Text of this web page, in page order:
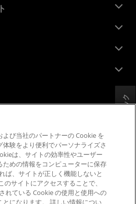
ル
プライバシー
商標
ライ チェーンの透明性
でオープンな競争
英国税務戦略
Cookie ポリシー
フィードバック
び当社のパートナーの Cookie を
験をより便利でパーソナライズさ
は、サイトの効率性やユーザー
ための情報をコンピューターに保存
ば、サイトが正しく機能しないと
のサイトにアクセスすることで、
れている Cookie の使用と使用への
とになります。 詳しい情報につい